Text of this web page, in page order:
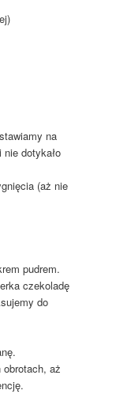
na
dotykało
(aż nie
pudrem.
czekoladę
do
aż